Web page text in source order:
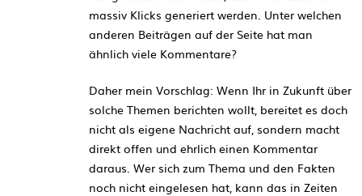
massiv Klicks generiert werden. Unter welchen
anderen Beiträgen auf der Seite hat man
ähnlich viele Kommentare?
Daher mein Vorschlag: Wenn Ihr in Zukunft über
solche Themen berichten wollt, bereitet es doch
nicht als eigene Nachricht auf, sondern macht
direkt offen und ehrlich einen Kommentar
daraus. Wer sich zum Thema und den Fakten
noch nicht eingelesen hat, kann das in Zeiten